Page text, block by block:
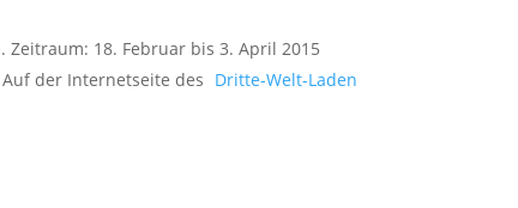
18. Februar bis 3. April 2015
der Internetseite des Dritte-Welt-Laden